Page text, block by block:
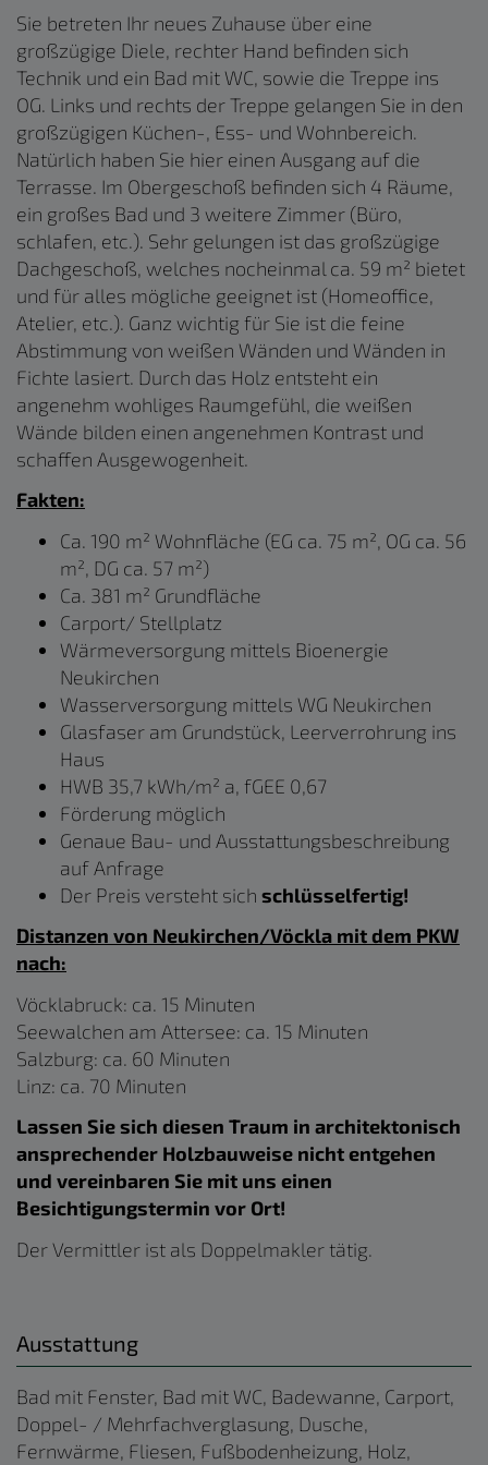
Sie betreten Ihr neues Zuhause über eine
großzügige Diele, rechter Hand befinden sich
Technik und ein Bad mit WC, sowie die Treppe ins
OG. Links und rechts der Treppe gelangen Sie in den
großzügigen Küchen-, Ess- und Wohnbereich.
Natürlich haben Sie hier einen Ausgang auf die
Terrasse. Im Obergeschoß befinden sich 4 Räume,
ein großes Bad und 3 weitere Zimmer (Büro,
schlafen, etc.). Sehr gelungen ist das großzügige
Dachgeschoß, welches nocheinmal ca. 59 m² bietet
und für alles mögliche geeignet ist (Homeoffice,
Atelier, etc.). Ganz wichtig für Sie ist die feine
Abstimmung von weißen Wänden und Wänden in
Fichte lasiert. Durch das Holz entsteht ein
angenehm wohliges Raumgefühl, die weißen
Wände bilden einen angenehmen Kontrast und
schaffen Ausgewogenheit.
Fakten:
Ca. 190 m² Wohnfläche (EG ca. 75 m², OG ca. 56
m², DG ca. 57 m²)
Ca. 381 m² Grundfläche
Carport/ Stellplatz
Wärmeversorgung mittels Bioenergie
Neukirchen
Wasserversorgung mittels WG Neukirchen
Glasfaser am Grundstück, Leerverrohrung ins
Haus
HWB 35,7 kWh/m² a, fGEE 0,67
Förderung möglich
Genaue Bau- und Ausstattungsbeschreibung
auf Anfrage
Der Preis versteht sich schlüsselfertig!
Distanzen von Neukirchen/Vöckla mit dem PKW
nach:
Vöcklabruck: ca. 15 Minuten
Seewalchen am Attersee: ca. 15 Minuten
Salzburg: ca. 60 Minuten
Linz: ca. 70 Minuten
Lassen Sie sich diesen Traum in architektonisch
ansprechender Holzbauweise nicht entgehen
und vereinbaren Sie mit uns einen
Besichtigungstermin vor Ort!
Der Vermittler ist als Doppelmakler tätig.
Ausstattung
Bad mit Fenster Bad mit WC Badewanne Carport
Doppel- / Mehrfachverglasung Dusche
Fernwärme Fliesen Fußbodenheizung Holz